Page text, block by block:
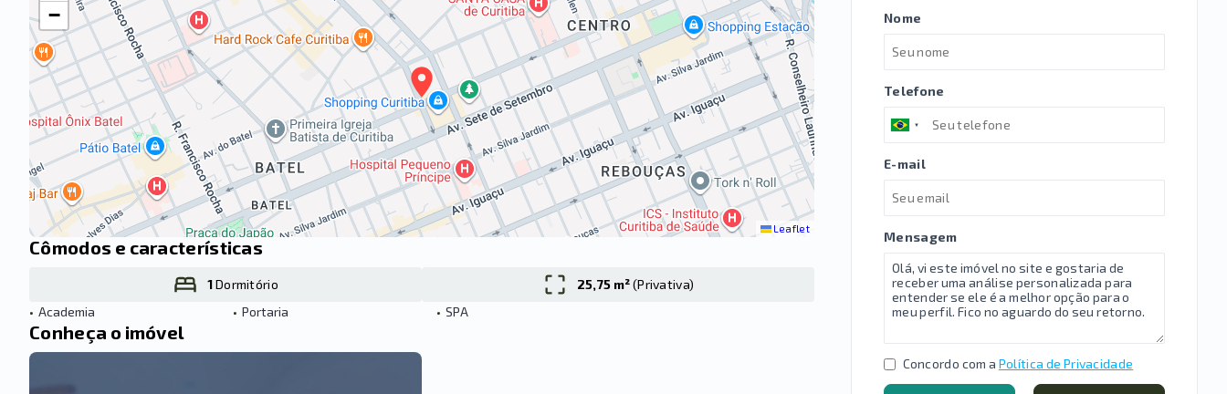
−
Leaflet
Cômodos e características
1Dormitório 25,75 m²(Privativa)
• Academia • Portaria • SPA
Conheça o imóvel
Nome
Telefone
E-mail
Mensagem
Concordo com a Política de Privacidade